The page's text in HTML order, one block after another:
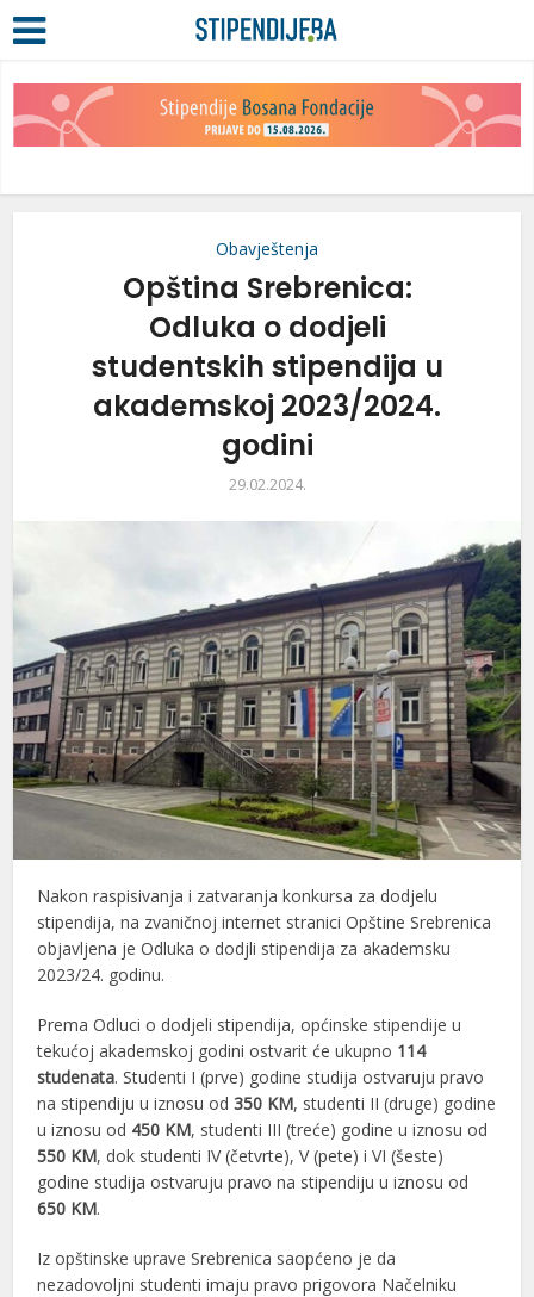
Obavještenja
Opština Srebrenica:
Odluka o dodjeli
studentskih stipendija u
akademskoj 2023/2024.
godini
29.02.2024.
Nakon raspisivanja i zatvaranja konkursa za dodjelu
stipendija, na zvaničnoj internet stranici Opštine Srebrenica
objavljena je Odluka o dodjli stipendija za akademsku
2023/24. godinu.
Prema Odluci o dodjeli stipendija, općinske stipendije u
tekućoj akademskoj godini ostvarit će ukupno 114
studenata. Studenti I (prve) godine studija ostvaruju pravo
na stipendiju u iznosu od350 KM, studenti II (druge) godine
u iznosu od 450 KM, studenti III (treće) godine u iznosu od
550 KM, dok studenti IV (četvrte), V (pete) i VI (šeste)
godine studija ostvaruju pravo na stipendiju u iznosu od
650 KM.
Iz opštinske uprave Srebrenica saopćeno je da
nezadovoljni studenti imaju pravo prigovora Načelniku